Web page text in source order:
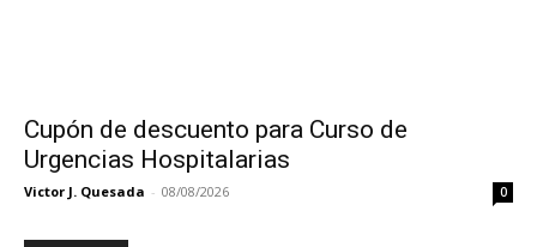
Cupón de descuento para Curso de
Urgencias Hospitalarias
Victor J. Quesada - 08/08/2026 0